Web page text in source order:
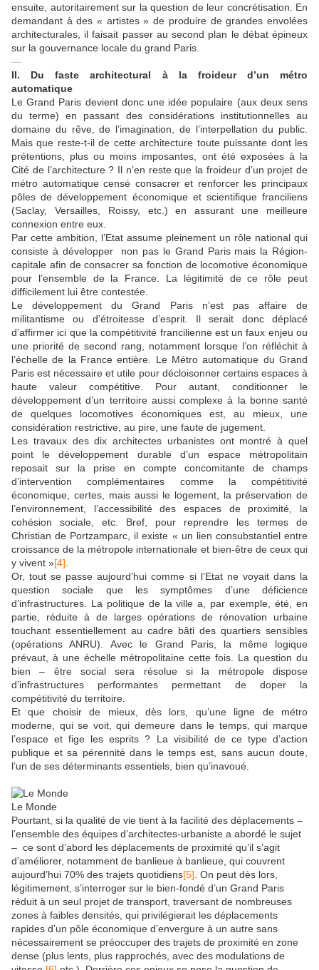
ensuite, autoritairement sur la question de leur concrétisation. En
demandant à des « artistes » de produire de grandes envolées
architecturales, il faisait passer au second plan le débat épineux
sur la gouvernance locale du grand Paris.
—
II.
Du faste architectural à la froideur d’un métro
automatique
Le Grand Paris devient donc une idée populaire (aux deux sens
du terme) en passant des considérations institutionnelles au
domaine du rêve, de l’imagination, de l’interpellation du public.
Mais que reste-t-il de cette architecture toute puissante dont les
prétentions, plus ou moins imposantes, ont été exposées à la
Cité de l’architecture ? Il n’en reste que la froideur d’un projet de
métro automatique censé consacrer et renforcer les principaux
pôles de développement économique et scientifique franciliens
(Saclay, Versailles, Roissy, etc.) en assurant une meilleure
connexion entre eux.
Par cette ambition, l’Etat assume pleinement un rôle national qui
consiste à développer non pas le Grand Paris mais la Région-
capitale afin de consacrer sa fonction de locomotive économique
pour l’ensemble de la France. La légitimité de ce rôle peut
difficilement lui être contestée.
Le développement du Grand Paris n’est pas affaire de
militantisme ou d’étroitesse d’esprit. Il serait donc déplacé
d’affirmer ici que la compétitivité francilienne est un faux enjeu ou
une priorité de second rang, notamment lorsque l’on réfléchit à
l’échelle de la France entière. Le Métro automatique du Grand
Paris est nécessaire et utile pour décloisonner certains espaces à
haute valeur compétitive. Pour autant, conditionner le
développement d’un territoire aussi complexe à la bonne santé
de quelques locomotives économiques est, au mieux, une
considération restrictive, au pire, une faute de jugement.
Les travaux des dix architectes urbanistes ont montré à quel
point le développement durable d’un espace métropolitain
reposait sur la prise en compte concomitante de champs
d’intervention complémentaires comme la compétitivité
économique, certes, mais aussi le logement, la préservation de
l’environnement, l’accessibilité des espaces de proximité, la
cohésion sociale, etc. Bref, pour reprendre les termes de
Christian de Portzamparc, il existe « un lien consubstantiel entre
croissance de la métropole internationale et bien-être de ceux qui
y vivent »[4]
Or, tout se passe aujourd’hui comme si l’Etat ne voyait dans la
question sociale que les symptômes d’une déficience
d’infrastructures. La politique de la ville a, par exemple, été, en
partie, réduite à de larges opérations de rénovation urbaine
touchant essentiellement au cadre bâti des quartiers sensibles
(opérations ANRU). Avec le Grand Paris, la même logique
prévaut, à une échelle métropolitaine cette fois. La question du
bien – être social sera résolue si la métropole dispose
d’infrastructures performantes permettant de doper la
compétitivité du territoire.
Et que choisir de mieux, dès lors, qu’une ligne de métro
moderne, qui se voit, qui demeure dans le temps, qui marque
l’espace et fige les esprits ? La visibilité de ce type d’action
publique et sa pérennité dans le temps est, sans aucun doute,
l’un de ses déterminants essentiels, bien qu’inavoué.
Le Monde
Pourtant, si la qualité de vie tient à la facilité des déplacements –
l’ensemble des équipes d’architectes-urbaniste a abordé le sujet
– ce sont d’abord les déplacements de proximité qu’il s’agit
d’améliorer, notamment de banlieue à banlieue, qui couvrent
aujourd’hui 70% des trajets quotidiens[5] . On peut dès lors,
légitimement, s’interroger sur le bien-fondé d’un Grand Paris
réduit à un seul projet de transport, traversant de nombreuses
zones à faibles densités, qui privilégierait les déplacements
rapides d’un pôle économique d’envergure à un autre sans
nécessairement se préoccuper des trajets de proximité en zone
dense (plus lents, plus rapprochés, avec des modulations de